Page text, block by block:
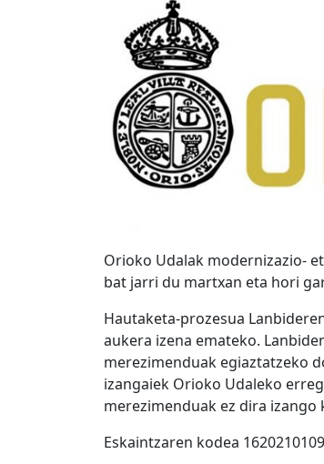
Orioko Udalak modernizazio-
bat jarri du martxan eta hori
Hautaketa-prozesua
aukera izena emateko.
merezimenduak egiaztatzeko
izangaiek Orioko Udaleko
merezimenduak ez dira izango
Eskaintzaren kodea